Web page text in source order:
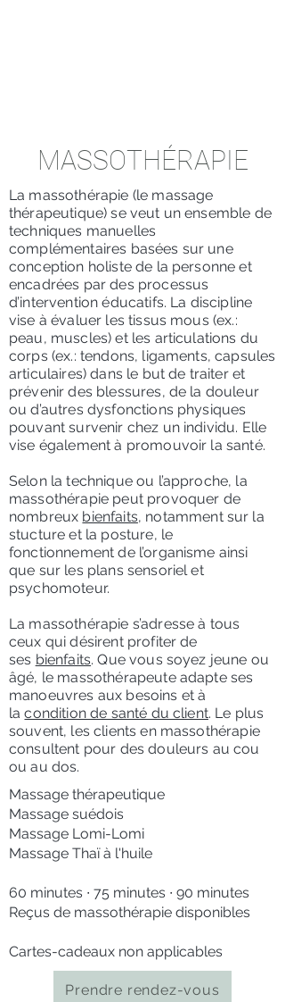
MASSOTHÉRAPIE
La massothérapie (le massage
thérapeutique) se veut un ensemble de
techniques manuelles
complémentaires basées sur une
conception holiste de la personne et
encadrées par des processus
d’intervention éducatifs. La discipline
vise à évaluer les tissus mous (ex.:
peau, muscles) et les articulations du
corps (ex.: tendons, ligaments, capsules
articulaires) dans le but de traiter et
prévenir des blessures, de la douleur
ou d’autres dysfonctions physiques
pouvant survenir chez un individu. Elle
vise également à promouvoir la santé.
Selon la technique ou l’approche, la
massothérapie peut provoquer de
nombreux bienfaits, notamment sur la
stucture et la posture, le
fonctionnement de l’organisme ainsi
que sur les plans sensoriel et
psychomoteur.
La massothérapie s’adresse à tous
ceux qui désirent profiter de
ses bienfaits. Que vous soyez jeune ou
âgé, le massothérapeute adapte ses
manoeuvres aux besoins et à
lacondition de santé du client. Le plus
souvent, les clients en massothérapie
consultent pour des douleurs au cou
ou au dos.
Massage thérapeutique
Massage suédois
Massage Lomi-Lomi
Massage Thaï à l'huile
60 minutes ∙ 75 minutes ∙ 90 minutes
Reçus de massothérapie disponibles
Cartes-cadeaux non applicables
Prendre rendez-vous